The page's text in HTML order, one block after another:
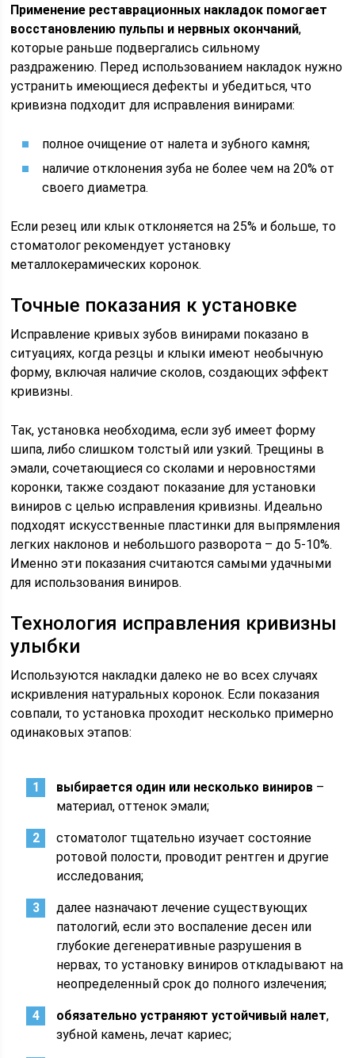
Применение реставрационных накладок помогает
восстановлению пульпы и нервных окончаний,
которые раньше подвергались сильному
раздражению. Перед использованием накладок нужно
устранить имеющиеся дефекты и убедиться, что
кривизна подходит для исправления винирами:
полное очищение от налета и зубного камня;
наличие отклонения зуба не более чем на 20% от
своего диаметра.
Если резец или клык отклоняется на 25% и больше, то
стоматолог рекомендует установку
металлокерамических коронок.
Точные показания к установке
Исправление кривых зубов винирами показано в
ситуациях, когда резцы и клыки имеют необычную
форму, включая наличие сколов, создающих эффект
кривизны.
Так, установка необходима, если зуб имеет форму
шипа, либо слишком толстый или узкий. Трещины в
эмали, сочетающиеся со сколами и неровностями
коронки, также создают показание для установки
виниров с целью исправления кривизны. Идеально
подходят искусственные пластинки для выпрямления
легких наклонов и небольшого разворота – до 5-10%.
Именно эти показания считаются самыми удачными
для использования виниров.
Технология исправления кривизны
улыбки
Используются накладки далеко не во всех случаях
искривления натуральных коронок. Если показания
совпали, то установка проходит несколько примерно
одинаковых этапов:
выбирается один или несколько виниров –
материал, оттенок эмали;
стоматолог тщательно изучает состояние
ротовой полости, проводит рентген и другие
исследования;
далее назначают лечение существующих
патологий, если это воспаление десен или
глубокие дегенеративные разрушения в
нервах, то установку виниров откладывают на
неопределенный срок до полного излечения;
обязательно устраняют устойчивый налет,
зубной камень, лечат кариес;